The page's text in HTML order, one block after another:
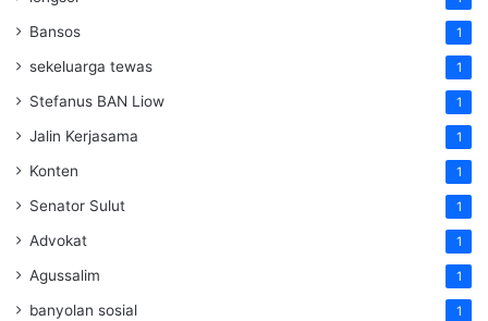
Bansos 1
sekeluarga tewas 1
Stefanus BAN Liow 1
Jalin Kerjasama 1
Konten 1
Senator Sulut 1
Advokat 1
Agussalim 1
banyolan sosial 1